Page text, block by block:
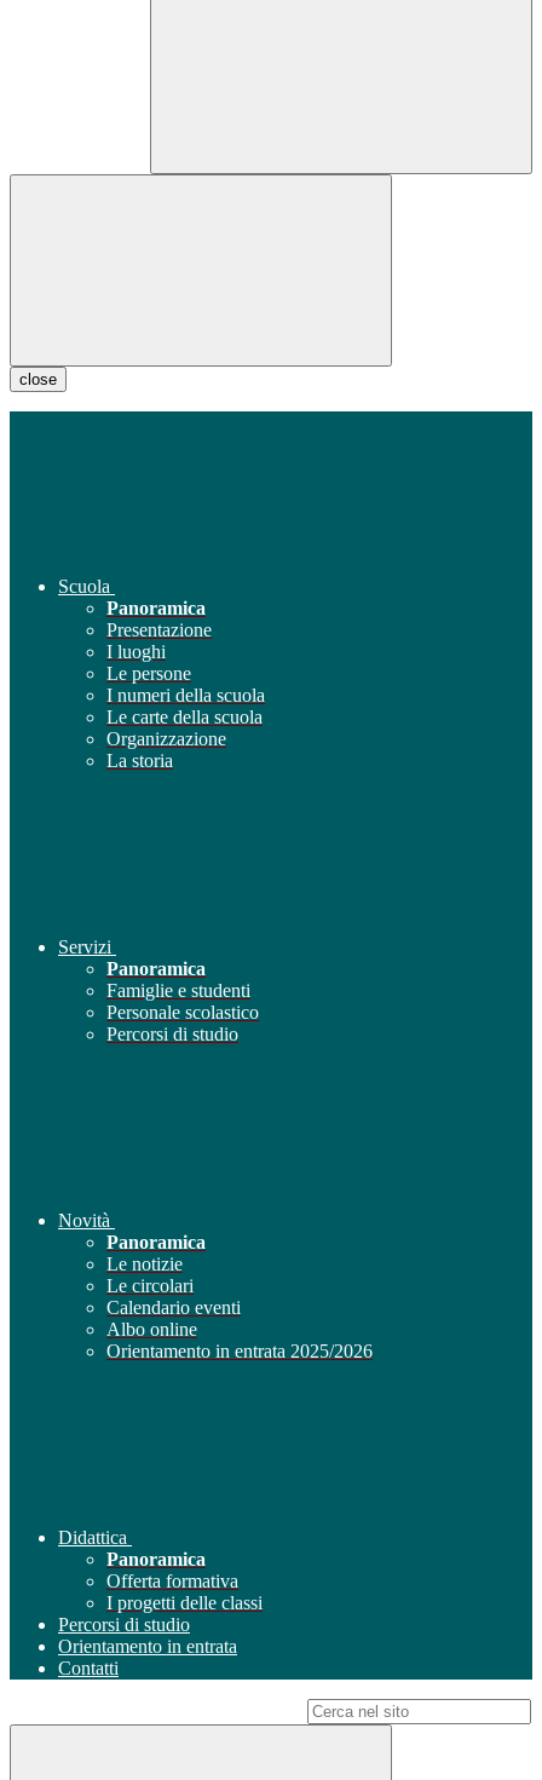
close
Scuola
Panoramica
Presentazione
I luoghi
Le persone
I numeri della scuola
Le carte della scuola
Organizzazione
La storia
Servizi
Panoramica
Famiglie e studenti
Personale scolastico
Percorsi di studio
Novità
Panoramica
Le notizie
Le circolari
Calendario eventi
Albo online
Orientamento in entrata 2025/2026
Didattica
Panoramica
Offerta formativa
I progetti delle classi
Percorsi di studio
Orientamento in entrata
Contatti